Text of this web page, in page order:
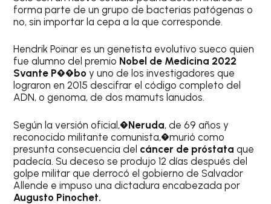
forma parte de un grupo de bacterias patógenas o
no, sin importar la cepa a la que corresponde.
Hendrik Poinar es un genetista evolutivo sueco quien
fue alumno del premio Nobel de Medicina 2022
Svante P��boy uno de los investigadores que
lograron en 2015 descifrar el código completo del
ADN, o genoma, de dos mamuts lanudos.
Según la versión oficial,�Neruda, de 69 años y
reconocido militante comunista,�murió como
presunta consecuencia del cáncer de próstata que
padecía. Su deceso se produjo 12 días después del
golpe militar que derrocó el gobierno de Salvador
Allende e impuso una dictadura encabezada por
Augusto Pinochet.